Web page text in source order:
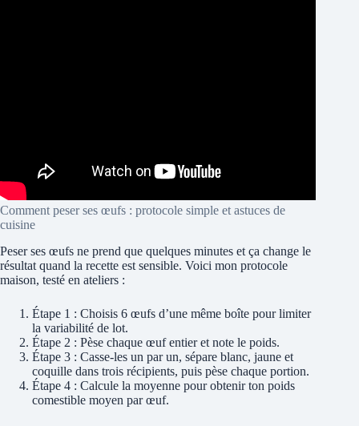
Comment peser ses œufs : protocole simple et astuces de
cuisine
Peser ses œufs ne prend que quelques minutes et ça change le
résultat quand la recette est sensible. Voici mon protocole
maison, testé en ateliers :
Étape 1 : Choisis 6 œufs d’une même boîte pour limiter
la variabilité de lot.
Étape 2 : Pèse chaque œuf entier et note le poids.
Étape 3 : Casse-les un par un, sépare blanc, jaune et
coquille dans trois récipients, puis pèse chaque portion.
Étape 4 : Calcule la moyenne pour obtenir ton poids
comestible moyen par œuf.